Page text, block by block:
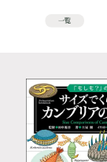
一覧